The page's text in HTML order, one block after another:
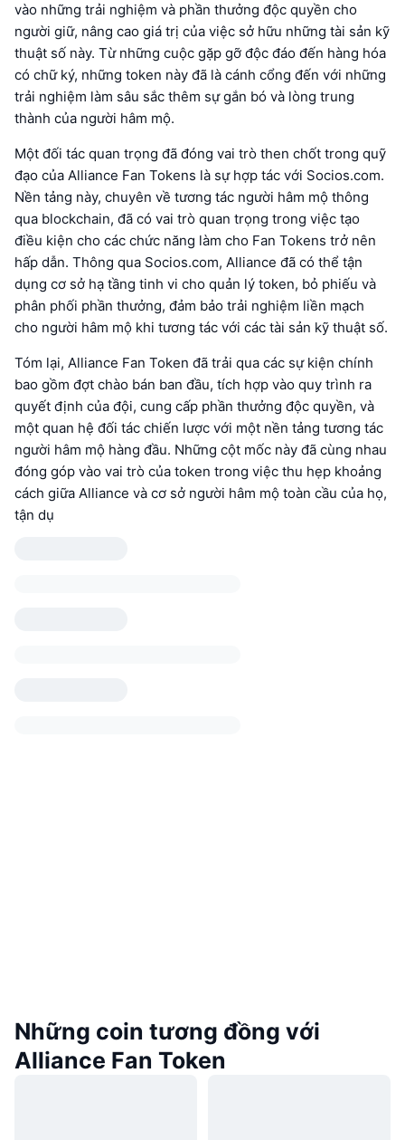
vào những trải nghiệm và phần thưởng độc quyền cho
người giữ, nâng cao giá trị của việc sở hữu những tài sản kỹ
thuật số này. Từ những cuộc gặp gỡ độc đáo đến hàng hóa
có chữ ký, những token này đã là cánh cổng đến với những
trải nghiệm làm sâu sắc thêm sự gắn bó và lòng trung
thành của người hâm mộ.
Một đối tác quan trọng đã đóng vai trò then chốt trong quỹ
đạo của Alliance Fan Tokens là sự hợp tác với Socios.com.
Nền tảng này, chuyên về tương tác người hâm mộ thông
qua blockchain, đã có vai trò quan trọng trong việc tạo
điều kiện cho các chức năng làm cho Fan Tokens trở nên
hấp dẫn. Thông qua Socios.com, Alliance đã có thể tận
dụng cơ sở hạ tầng tinh vi cho quản lý token, bỏ phiếu và
phân phối phần thưởng, đảm bảo trải nghiệm liền mạch
cho người hâm mộ khi tương tác với các tài sản kỹ thuật số.
Tóm lại, Alliance Fan Token đã trải qua các sự kiện chính
bao gồm đợt chào bán ban đầu, tích hợp vào quy trình ra
quyết định của đội, cung cấp phần thưởng độc quyền, và
một quan hệ đối tác chiến lược với một nền tảng tương tác
người hâm mộ hàng đầu. Những cột mốc này đã cùng nhau
đóng góp vào vai trò của token trong việc thu hẹp khoảng
cách giữa Alliance và cơ sở người hâm mộ toàn cầu của họ,
tận dụ
Những coin tương đồng với
Alliance Fan Token